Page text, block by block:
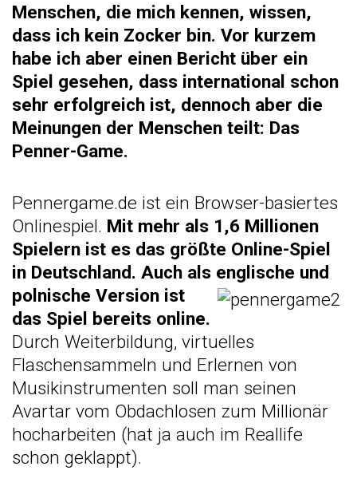
Menschen, die mich kennen, wissen,
dass ich kein Zocker bin. Vor kurzem
habe ich aber einen Bericht über ein
Spiel gesehen, dass international schon
sehr erfolgreich ist, dennoch aber die
Meinungen der Menschen teilt: Das
Penner-Game.
Pennergame.de ist ein Browser-basiertes
Onlinespiel. Mit mehr als 1,6 Millionen
Spielern ist es das größte Online-Spiel
in Deutschland. Auch als englische und
polnische Version ist
das Spiel bereits online.
Durch Weiterbildung, virtuelles
Flaschensammeln und Erlernen von
Musikinstrumenten soll man seinen
Avartar vom Obdachlosen zum Millionär
hocharbeiten (hat ja auch im Reallife
schon geklappt).